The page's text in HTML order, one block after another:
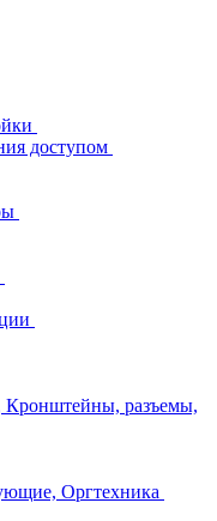
доступом
Кронштейны, разъемы,
Оргтехника